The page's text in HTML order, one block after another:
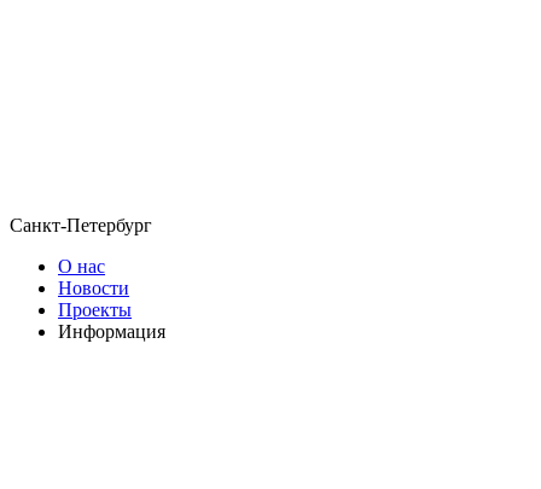
Санкт-Петербург
О нас
Новости
Проекты
Информация